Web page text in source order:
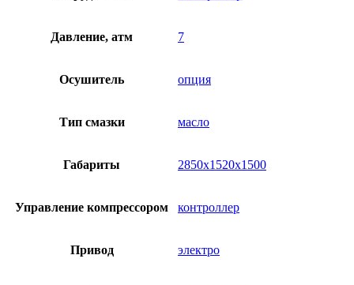
Давление, атм 7
Осушитель опция
Тип смазки масло
Габариты 2850х1520х1500
Управление компрессором контроллер
Привод электро